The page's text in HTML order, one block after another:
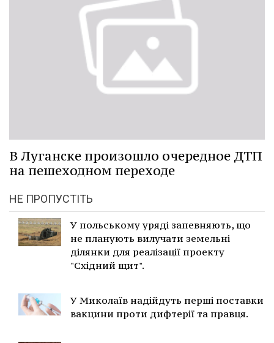
В Луганске произошло очередное ДТП
на пешеходном переходе
НЕ ПРОПУСТІТЬ
У польському уряді запевняють, що
не планують вилучати земельні
ділянки для реалізації проекту
"Східний щит".
У Миколаїв надійдуть перші поставки
вакцини проти дифтерії та правця.